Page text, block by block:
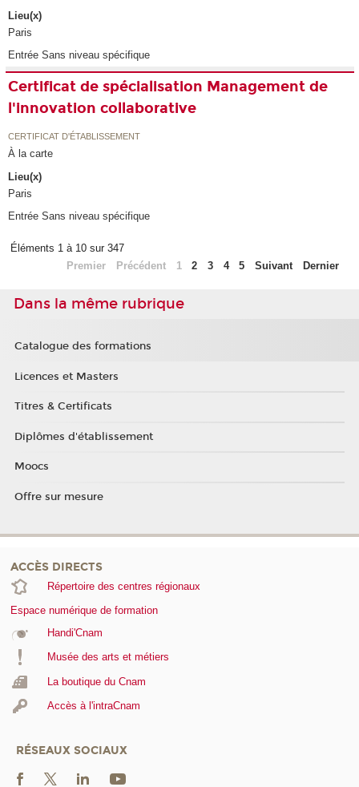
Lieu(x)
Paris
Entrée Sans niveau spécifique
Certificat de spécialisation Management de
l'innovation collaborative
CERTIFICAT D'ÉTABLISSEMENT
À la carte
Lieu(x)
Paris
Entrée Sans niveau spécifique
Éléments 1 à 10 sur 347
Premier
Précédent 1 2 3 4 5 Suivant Dernier
Dans la même rubrique
Catalogue des formations
Licences et Masters
Titres & Certificats
Diplômes d'établissement
Moocs
Offre sur mesure
ACCÈS DIRECTS
Répertoire des centres régionaux
Espace numérique de formation
Handi'Cnam
Musée des arts et métiers
La boutique du Cnam
Accès à l'intraCnam
RÉSEAUX SOCIAUX